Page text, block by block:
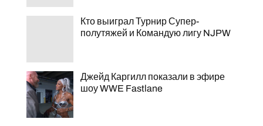
Кто выиграл Турнир Супер-
полутяжей и Командую лигу NJPW
Джейд Каргилл показали в эфире
шоу WWE Fastlane